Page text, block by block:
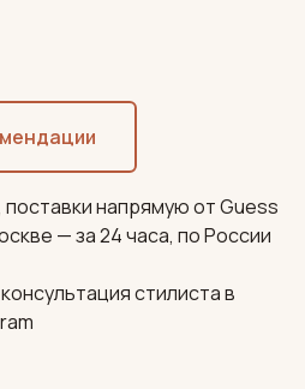
поставки напрямую от Guess
— за 24 часа, по России
стилиста в